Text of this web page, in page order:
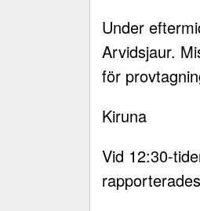
Under
Arvidsjaur.
för
Kiruna
Vid 12:30-